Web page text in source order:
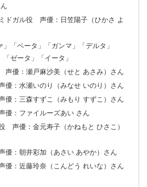
ドガル役 声優：日笠陽子（ひかさ よ
」「ベータ」「ガンマ」「デルタ」
「ゼータ」「イータ」
優：瀬戸麻沙美（せと あさみ）さん
：水瀬いのり（みなせ いのり）さん
：三森すずこ（みもり すずこ）さん
：ファイルーズあい さん
声優：金元寿子（かねもと ひさこ）
：朝井彩加（あさい あやか）さん
：近藤玲奈（こんどう れいな）さん